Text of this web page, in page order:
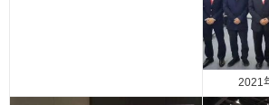
2021